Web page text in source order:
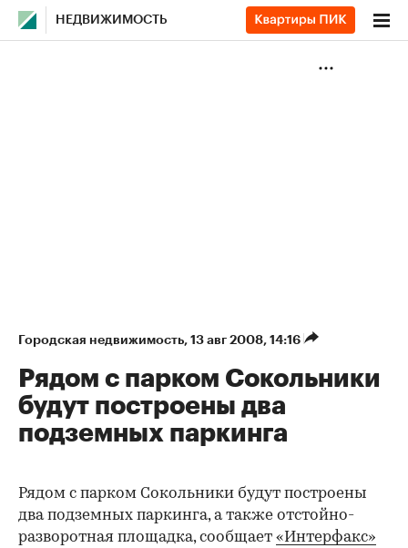
НЕДВИЖИМОСТЬ
Городская недвижимость⁠, 13 авг 2008, 14:16
Рядом с парком Сокольники
будут построены два
подземных паркинга
Рядом с парком Сокольники будут построены
два подземных паркинга, а также отстойно-
разворотная площадка, сообщает «Интерфакс»